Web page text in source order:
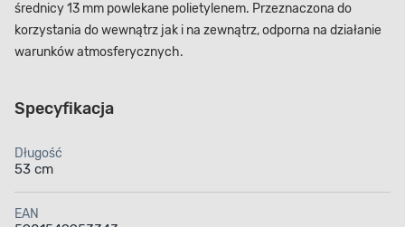
średnicy 13 mm powlekane polietylenem. Przeznaczona do
korzystania do wewnątrz jak i na zewnątrz, odporna na działanie
warunków atmosferycznych.
Specyfikacja
Długość
53 cm
EAN